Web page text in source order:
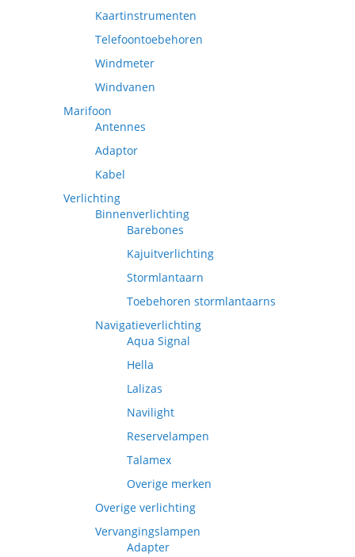
Kaartinstrumenten
Telefoontoebehoren
Windmeter
Windvanen
Marifoon
Antennes
Adaptor
Kabel
Verlichting
Binnenverlichting
Barebones
Kajuitverlichting
Stormlantaarn
Toebehoren stormlantaarns
Navigatieverlichting
Aqua Signal
Hella
Lalizas
Navilight
Reservelampen
Talamex
Overige merken
Overige verlichting
Vervangingslampen
Adapter